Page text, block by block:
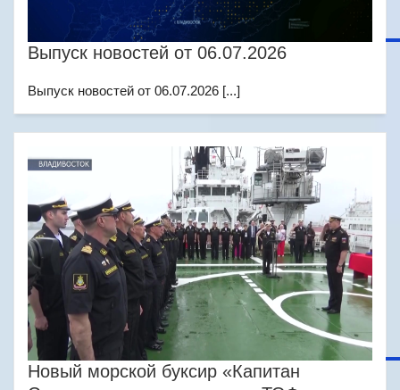
Выпуск новостей от 06.07.2026
Выпуск новостей от 06.07.2026 [...]
Новый морской буксир «Капитан